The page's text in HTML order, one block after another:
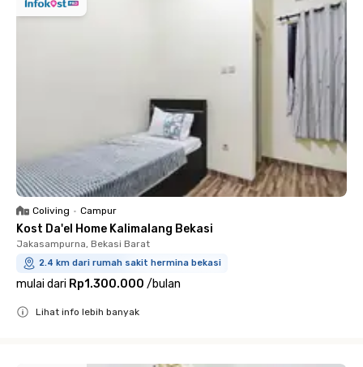
Coliving • Campur
Kost Da'el Home Kalimalang Bekasi
Jakasampurna, Bekasi Barat
2.4 km dari rumah sakit hermina bekasi
mulai dari Rp1.300.000 /bulan
Lihat info lebih banyak